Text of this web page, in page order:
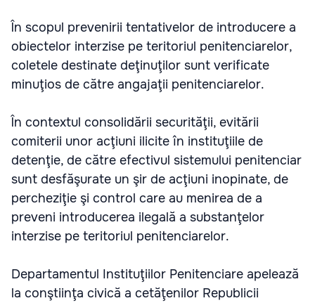
În scopul prevenirii tentativelor de introducere a
obiectelor interzise pe teritoriul penitenciarelor,
coletele destinate deţinuţilor sunt verificate
minuţios de către angajaţii penitenciarelor.
În contextul consolidării securităţii, evitării
comiterii unor acţiuni ilicite în instituţiile de
detenţie, de către efectivul sistemului penitenciar
sunt desfăşurate un şir de acţiuni inopinate, de
percheziţie şi control care au menirea de a
preveni introducerea ilegală a substanţelor
interzise pe teritoriul penitenciarelor.
Departamentul Instituţiilor Penitenciare apelează
la conştiinţa civică a cetăţenilor Republicii